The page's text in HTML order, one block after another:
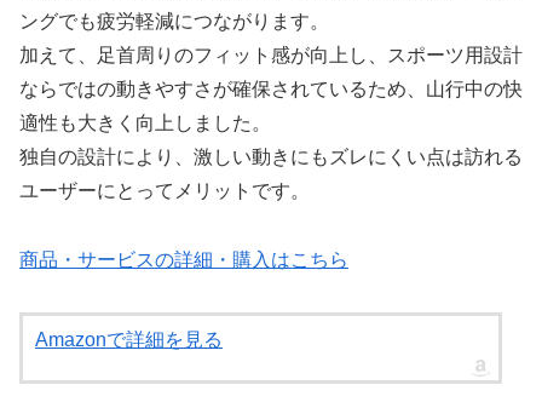
ングでも疲労軽減につながります。
加えて、足首周りのフィット感が向上し、スポーツ用設計
ならではの動きやすさが確保されているため、山行中の快
適性も大きく向上しました。
独自の設計により、激しい動きにもズレにくい点は訪れる
ユーザーにとってメリットです。
商品・サービスの詳細・購入はこちら
Amazonで詳細を見る